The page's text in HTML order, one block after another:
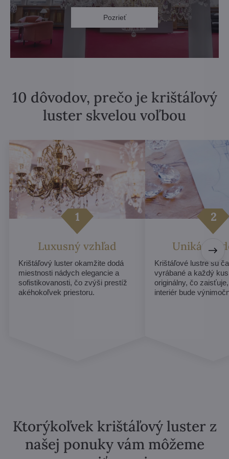
Pozrieť
10 dôvodov, prečo je krištáľový
luster skvelou voľbou
Luxusný vzhľad
Krištáľový luster okamžite dodá
miestnosti nádych elegancie a
sofistikovanosti, čo zvýši prestíž
akéhokoľvek priestoru.
Unikátny
Krištáľové lustre sú
vyrábané a každý
originálny, čo
interiér bude
Ktorýkoľvek krištáľový luster z
našej ponuky vám môžeme